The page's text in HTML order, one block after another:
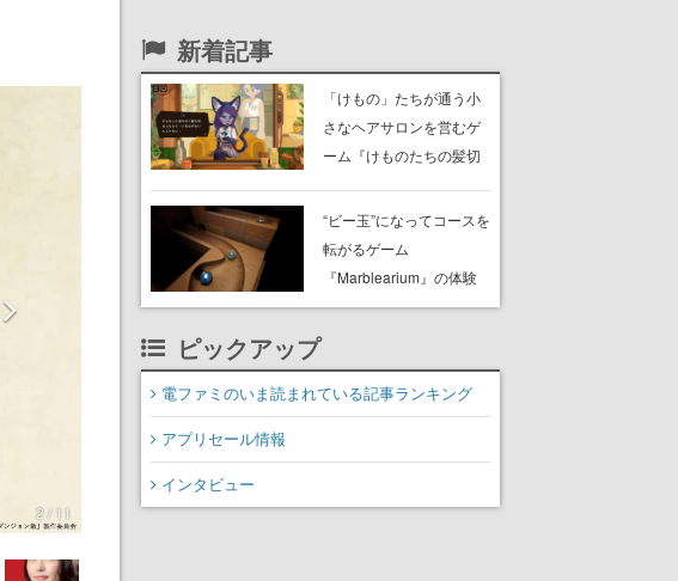
2 / 11
新着記事
「けもの」たちが通う小
さなヘアサロンを営むゲ
ーム『けものたちの髪切
始。悩みを持ったお客様
と会話を交わし“本当に望
んでる髪型”を見つけ出す
“ビー玉”になってコースを
転がるゲーム
『Marblearium』の体験
版がSteamで本日8月7日
ピックアップ
電ファミのいま読まれている記事ランキング
アプリセール情報
インタビュー